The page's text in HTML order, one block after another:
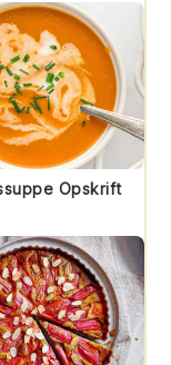
Opskrift